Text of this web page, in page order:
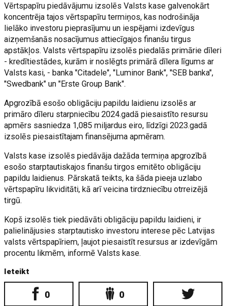
Vērtspapīru piedāvājumu izsolēs Valsts kase galvenokārt
koncentrēja tajos vērtspapīru termiņos, kas nodrošināja
lielāko investoru pieprasījumu un iespējami izdevīgus
aizņemšanās nosacījumus attiecīgajos finanšu tirgus
apstākļos. Valsts vērtspapīru izsolēs piedalās primārie dīleri
- kredītiestādes, kurām ir noslēgts primārā dīlera līgums ar
Valsts kasi, - banka "Citadele", "Luminor Bank", "SEB banka",
"Swedbank" un "Erste Group Bank".
Apgrozībā esošo obligāciju papildu laidienu izsolēs ar
primāro dīleru starpniecību 2024.gadā piesaistīto resursu
apmērs sasniedza 1,085 miljardus eiro, līdzīgi 2023.gadā
izsolēs piesaistītajam finansējuma apmēram.
Valsts kase izsolēs piedāvāja dažāda termiņa apgrozībā
esošo starptautiskajos finanšu tirgos emitēto obligāciju
papildu laidienus. Pārskatā teikts, ka šāda pieeja uzlabo
vērtspapīru likviditāti, kā arī veicina tirdzniecību otrreizējā
tirgū.
Kopš izsolēs tiek piedāvāti obligāciju papildu laidieni, ir
palielinājusies starptautisko investoru interese pēc Latvijas
valsts vērtspapīriem, ļaujot piesaistīt resursus ar izdevīgām
procentu likmēm, informē Valsts kase.
Ieteikt
0 0